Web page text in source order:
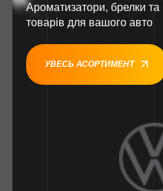
Ароматизатори, брелки та
товарів для вашого авто
УВЕСЬ АСОРТИМЕНТ